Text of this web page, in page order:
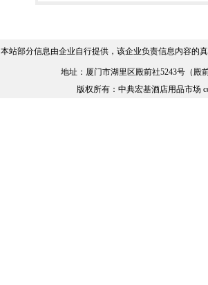
本站部分信息由企业自行提供，该企业负责信息内容的
地址：厦门市湖里区殿前社5243号（殿
版权所有：中典宏基酒店用品市场